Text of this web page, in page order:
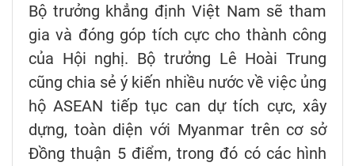
Bộ trưởng khẳng định Việt Nam sẽ tham
gia và đóng góp tích cực cho thành công
của Hội nghị. Bộ trưởng Lê Hoài Trung
cũng chia sẻ ý kiến nhiều nước về việc ủng
hộ ASEAN tiếp tục can dự tích cực, xây
dựng, toàn diện với Myanmar trên cơ sở
Đồng thuận 5 điểm, trong đó có các hình